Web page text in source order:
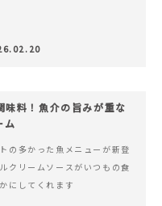
味料！魚介の旨みが重な
ム
の多かった魚メニューが新登
クリームソースがいつもの食
にしてくれます